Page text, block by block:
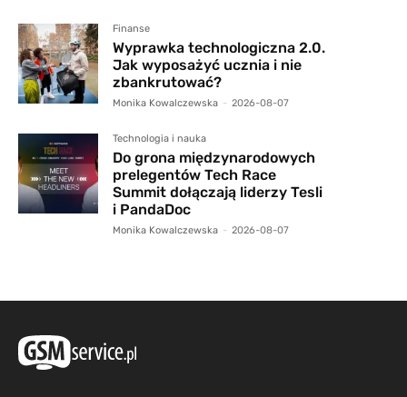
Finanse
Wyprawka technologiczna 2.0.
Jak wyposażyć ucznia i nie
zbankrutować?
Monika Kowalczewska - 2026-08-07
Technologia i nauka
Do grona międzynarodowych
prelegentów Tech Race
Summit dołączają liderzy Tesli
i PandaDoc
Monika Kowalczewska - 2026-08-07